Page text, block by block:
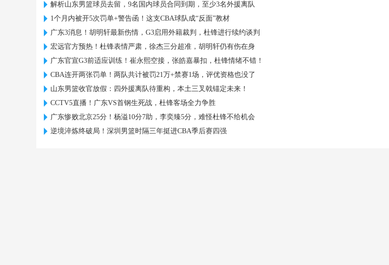
解析山东男篮球员去留，9名国内球员合同到期，至少3名外援离队
1个月内被开5次罚单+警告函！这支CBA球队成“反面”教材
广东3消息！胡明轩最新伤情，G3启用外籍裁判，杜锋进行续约谈判
宏远官方预热！杜锋表情严肃，徐杰三分超准，胡明轩仍有伤在身
广东官宣G3前适应训练！崔永熙空接，张皓嘉暴扣，杜锋情绪不错！
CBA连开两张罚单！两队共计被罚21万+禁赛1场，评优资格也没了
山东男篮收官放假：四外援离队待重构，本土三叉戟锚定未来！
CCTV5直播！广东VS首钢生死战，杜锋客场全力争胜
广东惨败北京25分！杨溢10分7助，李奕臻5分，难怪杜锋不给机会
逆境淬炼终破局！深圳男篮时隔三年挺进CBA季后赛四强